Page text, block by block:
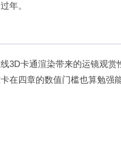
年。
3D卡通渲染带来的运镜观
在四章的数值门槛也算勉